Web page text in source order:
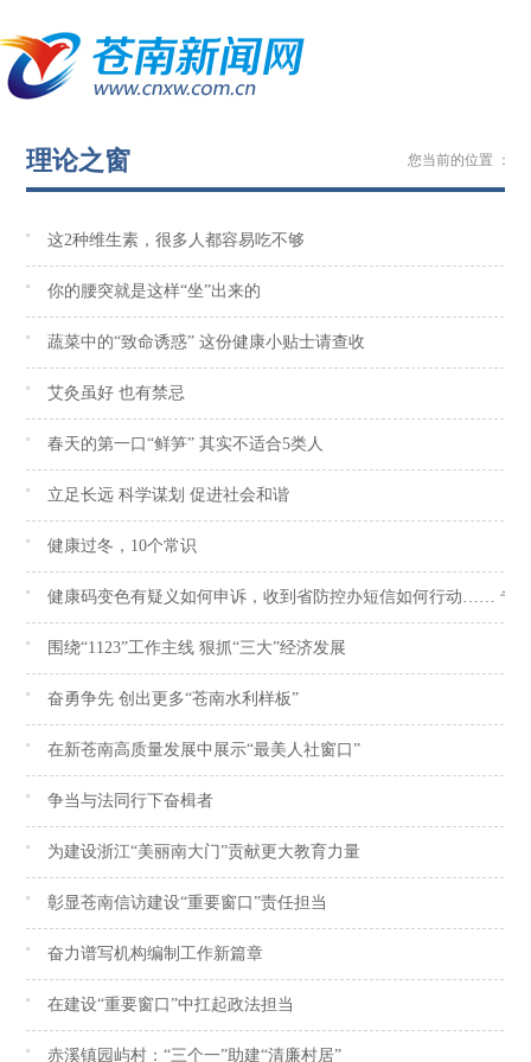
您当前的位置 ：
理论之窗
这2种维生素，很多人都容易吃不够
你的腰突就是这样“坐”出来的
蔬菜中的“致命诱惑” 这份健康小贴士请查收
艾灸虽好 也有禁忌
春天的第一口“鲜笋” 其实不适合5类人
立足长远 科学谋划 促进社会和谐
健康过冬，10个常识
健康码变色有疑义如何申诉，收到省防控办短信如何行动…… 专
围绕“1123”工作主线 狠抓“三大”经济发展
奋勇争先 创出更多“苍南水利样板”
在新苍南高质量发展中展示“最美人社窗口”
争当与法同行下奋楫者
为建设浙江“美丽南大门”贡献更大教育力量
彰显苍南信访建设“重要窗口”责任担当
奋力谱写机构编制工作新篇章
在建设“重要窗口”中扛起政法担当
赤溪镇园屿村：“三个一”助建“清廉村居”